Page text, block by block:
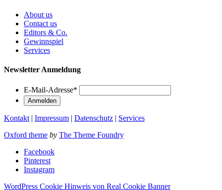
About us
Contact us
Editors & Co.
Gewinnspiel
Services
Newsletter Anmeldung
E-Mail-Adresse*
Kontakt | Impressum | Datenschutz | Services
Oxford theme by The Theme Foundry
Facebook
Pinterest
Instagram
WordPress Cookie Hinweis von Real Cookie Banner